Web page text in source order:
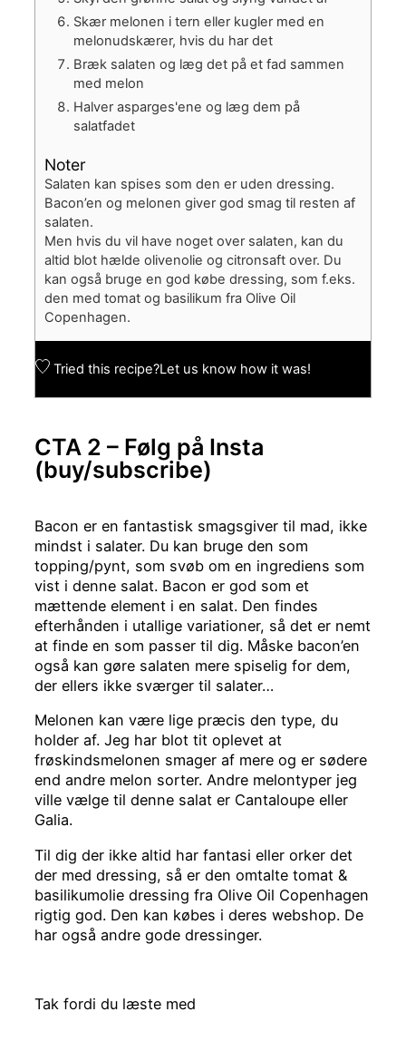
Skær melonen i tern eller kugler med en
melonudskærer, hvis du har det
Bræk salaten og læg det på et fad sammen
med melon
Halver asparges'ene og læg dem på
salatfadet
Noter
Salaten kan spises som den er uden dressing.
Bacon’en og melonen giver god smag til resten af
salaten.
Men hvis du vil have noget over salaten, kan du
altid blot hælde olivenolie og citronsaft over. Du
kan også bruge en god købe dressing, som f.eks.
den med tomat og basilikum fra Olive Oil
Copenhagen.
Tried this recipe?Let us know how it was!
CTA 2 – Følg på Insta
(buy/subscribe)
Bacon er en fantastisk smagsgiver til mad, ikke
mindst i salater. Du kan bruge den som
topping/pynt, som svøb om en ingrediens som
vist i denne salat. Bacon er god som et
mættende element i en salat. Den findes
efterhånden i utallige variationer, så det er nemt
at finde en som passer til dig. Måske bacon’en
også kan gøre salaten mere spiselig for dem,
der ellers ikke sværger til salater…
Melonen kan være lige præcis den type, du
holder af. Jeg har blot tit oplevet at
frøskindsmelonen smager af mere og er sødere
end andre melon sorter. Andre melontyper jeg
ville vælge til denne salat er Cantaloupe eller
Galia.
Til dig der ikke altid har fantasi eller orker det
der med dressing, så er den omtalte tomat &
basilikumolie dressing fra Olive Oil Copenhagen
rigtig god. Den kan købes i deres webshop. De
har også andre gode dressinger.
Tak fordi du læste med